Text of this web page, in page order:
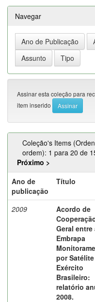
Navegar
Assinar esta coleção para
item inserido
Coleção's Items
ordem): 1 para 20 de
Próximo >
Ano de
publicação
Título
2009
Acordo de
Geral entre
Embrapa
por
Exército
Brasileiro:
relatório
2008.